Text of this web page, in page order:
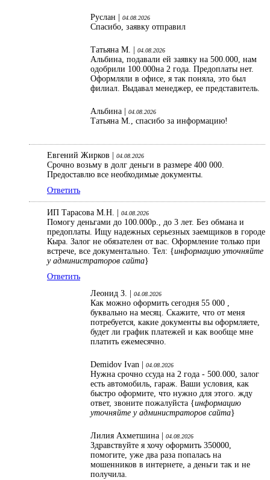
Руслан | 04.08.2026
Спасибо, заявку отправил
Татьяна М. | 04.08.2026
Альбина, подавали ей заявку на 500.000, нам
одобрили 100.000на 2 года. Предоплаты нет.
Оформляли в офисе, я так поняла, это был
филиал. Выдавал менеджер, ее представитель.
Альбина | 04.08.2026
Татьяна М., спасибо за информацию!
Евгений Жирков | 04.08.2026
Срочно возьму в долг деньги в размере 400 000.
Предоставлю все необходимые документы.
Ответить
ИП Тарасова М.Н. | 04.08.2026
Помогу деньгами до 100.000р., до 3 лет. Без обмана и
предоплаты. Ищу надежных серьезных заемщиков в городе
Кыра. Залог не обязателен от вас. Оформление только при
встрече, все документально. Тел: {информацию уточняйте
у администраторов сайта}
Ответить
Леонид З. |
04.08.2026
Как можно оформить сегодня 55 000 ,
буквально на месяц. Скажите, что от меня
потребуется, какие документы вы оформляете,
будет ли график платежей и как вообще мне
платить ежемесячно.
Demidov Ivan | 04.08.2026
Нужна срочно ссуда на 2 года - 500.000, залог
есть автомобиль, гараж. Ваши условия, как
быстро оформите, что нужно для этого. жду
ответ, звоните пожалуйста {информацию
уточняйте у администраторов сайта}
Лилия Ахметшина | 04.08.2026
Здравствуйте я хочу оформить 350000,
помогите, уже два раза попалась на
мошенников в интернете, а деньги так и не
получила.